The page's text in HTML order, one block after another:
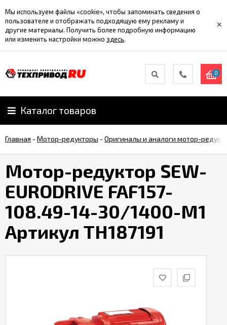
Мы используем файлы «cookie», чтобы запоминать сведения о
пользователе и отображать подходящую ему рекламу и
другие материалы. Получить более подробную информацию
или изменить настройки можно здесь.
×
0
Каталог товаров
Главная -Мотор-редукторы -Оригиналы и аналоги мотор-
Мотор-редуктор SEW-
EURODRIVE FAF157-
108.49-14-30/1400-M1
Артикул TH187191